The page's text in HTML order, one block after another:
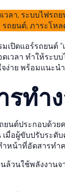
เปิดแอร์รถยนต์
เวลา ทำให้ระบ
จง่าย พร้อมแนะ
รทำ
ยนต์ประกอบด้วย
มื่อผู้ขับปรับระดั
ำหน้าที่อัดสารทำ
วนใช้พลังงานจ